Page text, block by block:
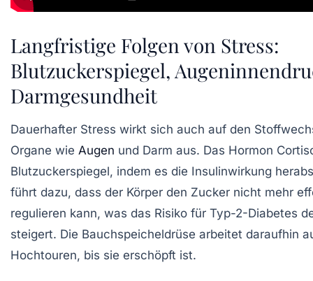
Langfristige Folgen von Stress:
Blutzuckerspiegel,
Darmgesundheit
Dauerhafter Stress wirkt sich auch auf den
Organe wie Augen und Darm aus. Das Hormon
Blutzuckerspiegel, indem es die Insulinwirkung
führt dazu, dass der Körper den Zucker nicht mehr
regulieren kann, was das Risiko für Typ-2-Diabetes
steigert. Die Bauchspeicheldrüse arbeitet daraufhin
Hochtouren, bis sie erschöpft ist.